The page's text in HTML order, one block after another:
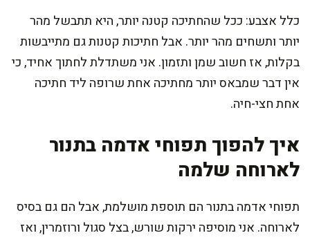
כלל אצבע: ככל שהחתיכה קטנה יותר, היא תתבשל מהר
יותר ותשחים מהר יותר. אבל חתיכות קטנות גם מתייבשות
בקלות, אז חשוב שמן ותזמון. אני משתדלת לחתוך אחיד, כי
אין דבר שמבאס יותר מחתיכה אחת שרופה ליד חתיכה
אחת חצי-חיה.
איך להפוך תפוחי אדמה בתנור
לארוחה שלמה
תפוחי אדמה בתנור הם תוספת מושלמת, אבל הם גם בסיס
לארוחה. אני מוסיפה ירקות שורש, בצל סגול ורוזמרין, ואז